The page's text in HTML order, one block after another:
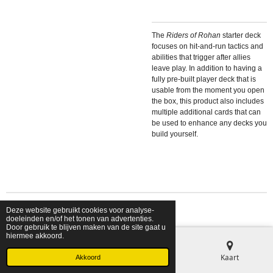
Deze website gebruikt cookies voor analyse-
doeleinden en/of het tonen van advertenties.
Door gebruik te blijven maken van de site gaat u
hiermee akkoord.
Akkoord
The Riders of Rohan starter deck
focuses on hit-and-run tactics and
abilities that trigger after allies
leave play. In addition to having a
fully pre-built player deck that is
usable from the moment you open
the box, this product also includes
multiple additional cards that can
be used to enhance any decks you
build yourself.
© 2026 shopfriendsfoes
Kaart